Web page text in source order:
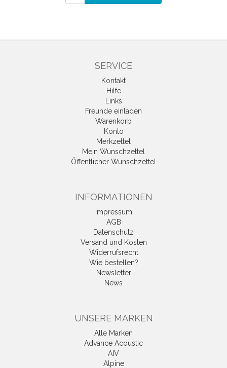
SERVICE
Kontakt
Hilfe
Links
Freunde einladen
Warenkorb
Konto
Merkzettel
Mein Wunschzettel
Öffentlicher Wunschzettel
INFORMATIONEN
Impressum
AGB
Datenschutz
Versand und Kosten
Widerrufsrecht
Wie bestellen?
Newsletter
News
UNSERE MARKEN
Alle Marken
Advance Acoustic
AIV
Alpine